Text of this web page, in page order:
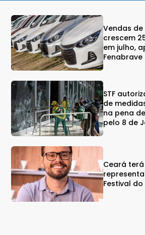
Vendas
crescem
em julho,
Fenabrave
STF
de
na pena
pelo 8 de
Ceará terá
Festival